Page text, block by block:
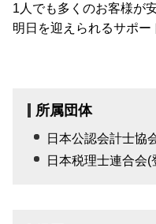
1人でも多くのお客様が
明日を迎えられるサポー
所属団体
日本公認会計士協
日本税理士連合会